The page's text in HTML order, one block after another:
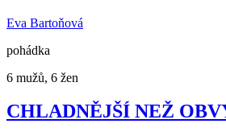
Eva Bartoňová
pohádka
6 mužů, 6 žen
CHLADNĚJŠÍ NEŽ